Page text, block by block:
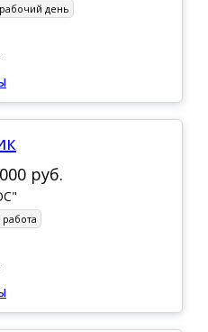
день
руб.